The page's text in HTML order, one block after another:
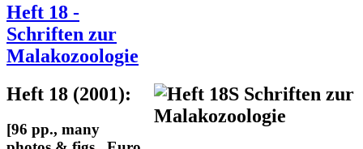
Heft 18 -
Schriften zur
Malakozoologie
Heft 18 (2001):
[96 pp., many